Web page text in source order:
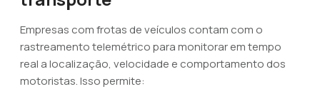
Empresas com frotas de veículos contam com o
rastreamento telemétrico para monitorar em tempo
real a localização, velocidade e comportamento dos
motoristas. Isso permite: